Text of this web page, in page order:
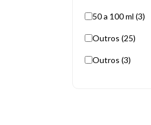
50 a 100 ml (3)
Outros (25)
Outros (3)